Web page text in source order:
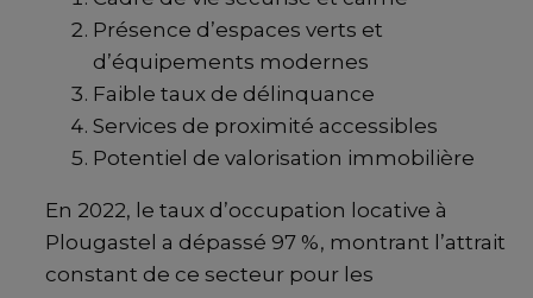
Présence d’espaces verts et
d’équipements modernes
Faible taux de délinquance
Services de proximité accessibles
Potentiel de valorisation immobilière
En 2022, le taux d’occupation locative à
Plougastel a dépassé 97 %, montrant l’attrait
constant de ce secteur pour les